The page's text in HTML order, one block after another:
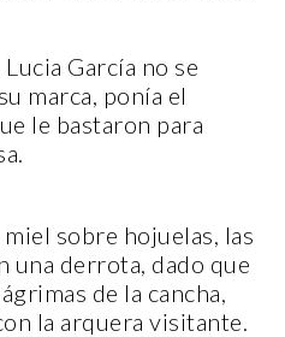
García no se
marca, ponía el
le bastaron para
sobre hojuelas, las
una derrota, dado que
de la cancha,
la arquera visitante.